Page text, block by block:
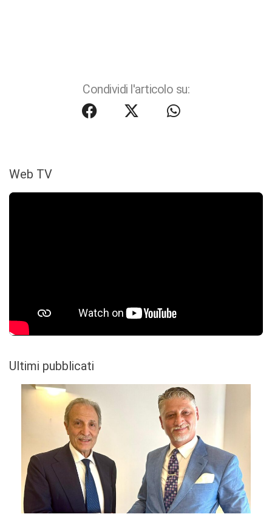
Condividi l'articolo su:
Web TV
Ultimi pubblicati